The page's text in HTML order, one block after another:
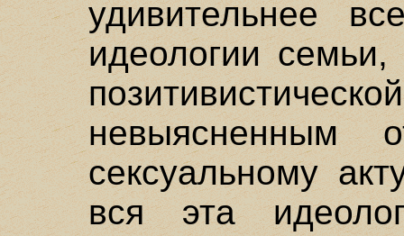
удивительнее
идеологии семьи,
невыясненным
сексуальному
вся эта